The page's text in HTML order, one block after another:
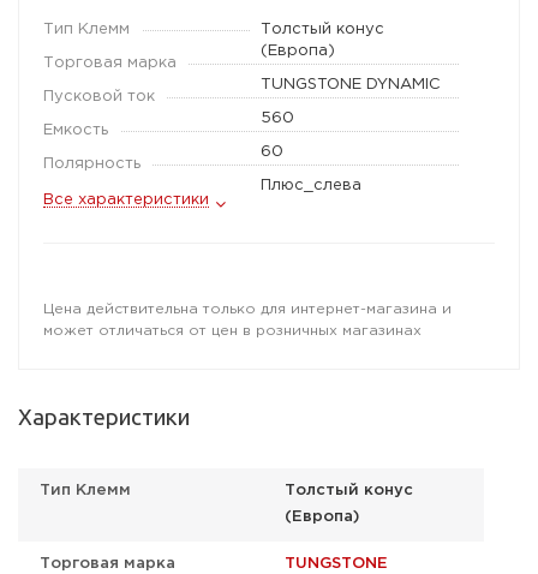
Тип Клемм
Толстый конус
(Европа)
Торговая марка
TUNGSTONE DYNAMIC
Пусковой ток
560
Емкость
60
Полярность
Плюс_слева
Все характеристики
Цена действительна только для интернет-магазина и
может отличаться от цен в розничных магазинах
Характеристики
Тип Клемм
Толстый конус
(Европа)
Торговая марка
TUNGSTONE